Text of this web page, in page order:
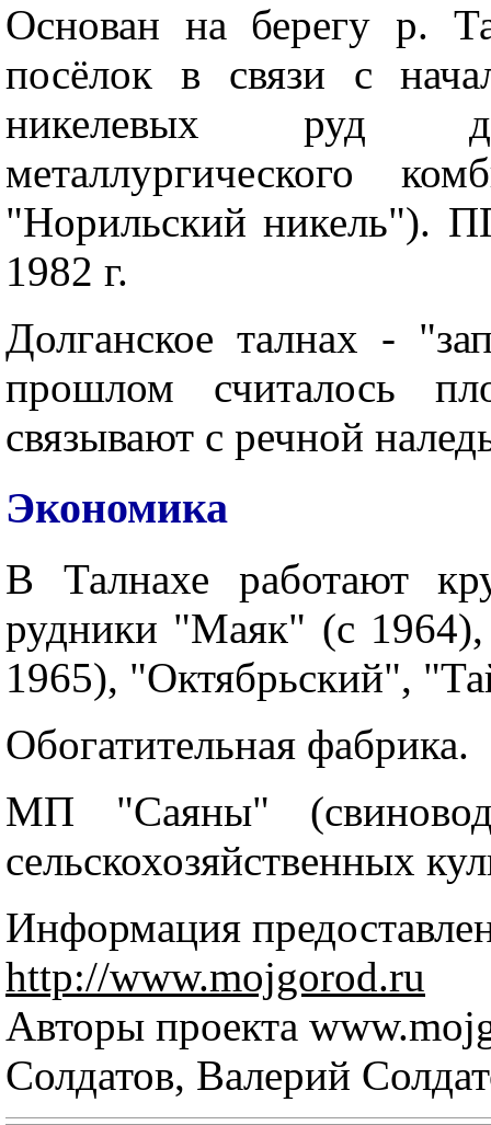
Основан на берегу р.
посёлок в связи с
никелевых руд
металлургического
"Норильский никель").
1982 г.
Долганское талнах -
прошлом считалось
связывают с речной
Экономика
В Талнахе работают
рудники "Маяк" (с
1965), "Октябрьский",
Обогатительная фабрика.
МП "Саяны"
сельскохозяйственных
Информация
http://www.mojgorod.ru
Авторы проекта
Солдатов, Валерий